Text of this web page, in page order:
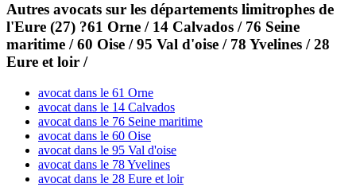
Autres avocats sur les départements limitrophes de
l'Eure (27) ?61 Orne / 14 Calvados / 76 Seine
maritime / 60 Oise / 95 Val d'oise / 78 Yvelines / 28
Eure et loir /
avocat dans le 61 Orne
avocat dans le 14 Calvados
avocat dans le 76 Seine maritime
avocat dans le 60 Oise
avocat dans le 95 Val d'oise
avocat dans le 78 Yvelines
avocat dans le 28 Eure et loir